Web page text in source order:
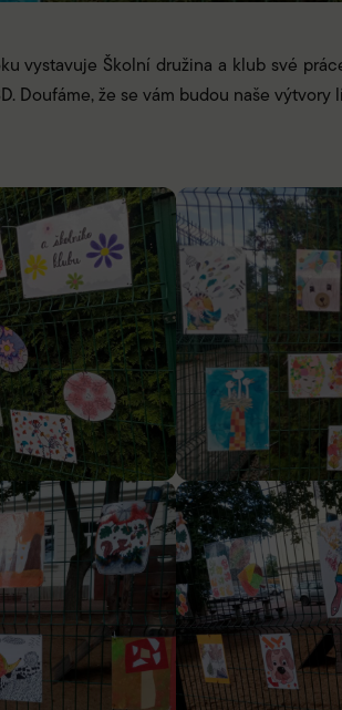
vystavuje Školní družina a klub své
Doufáme, že se vám budou naše výtvory